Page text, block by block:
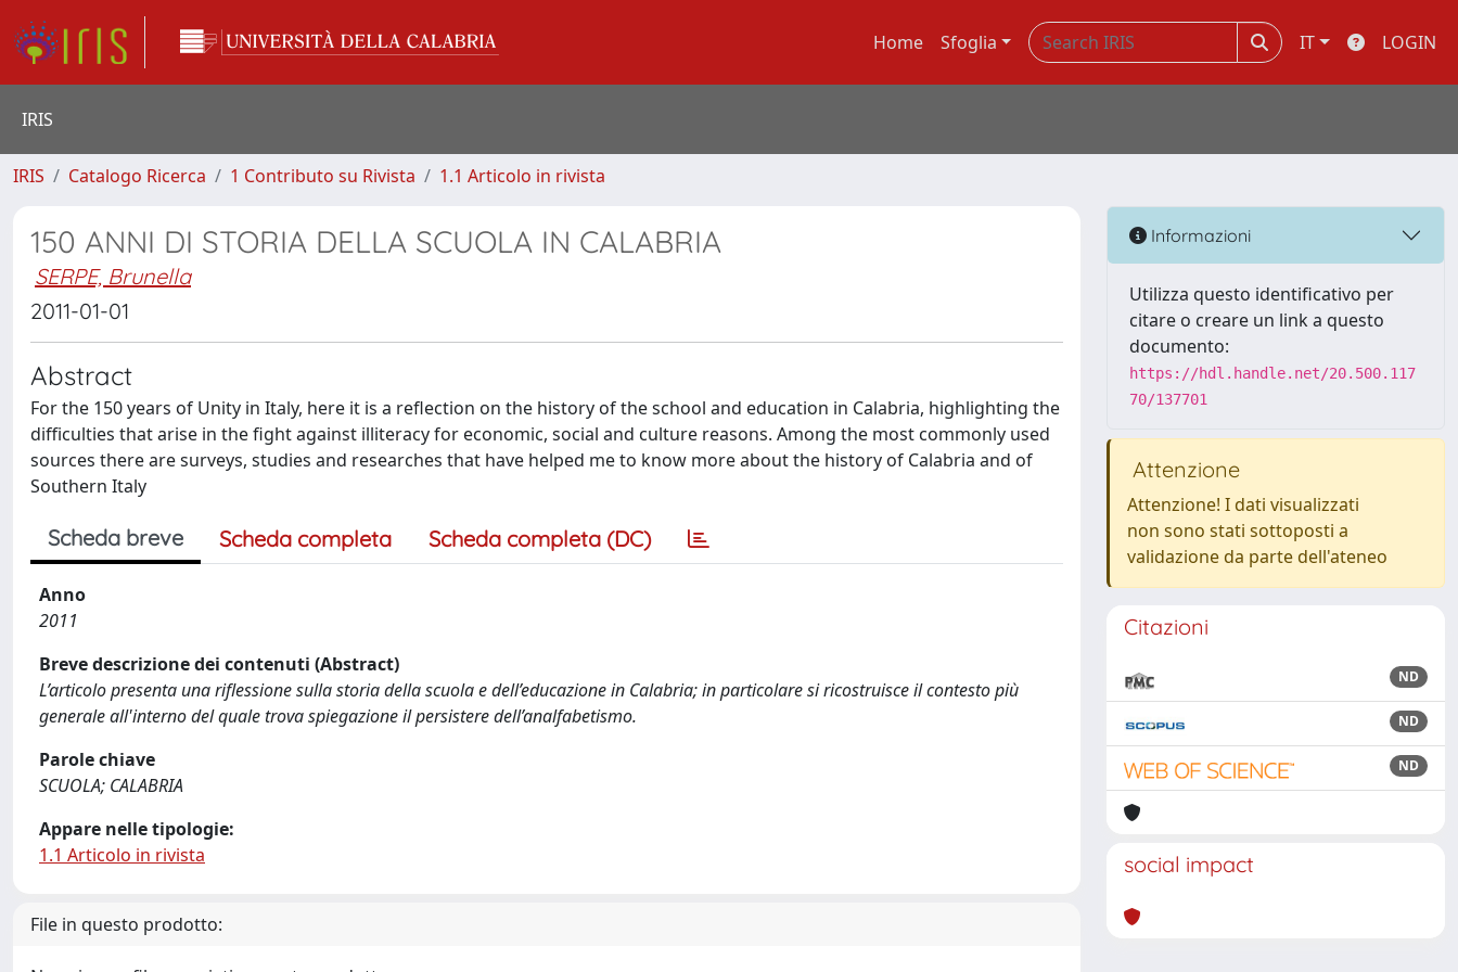
Home Sfoglia IT LOGIN
IRIS
IRIS Catalogo Ricerca 1 Contributo su Rivista 1.1 Articolo in rivista
150 ANNI DI STORIA DELLA SCUOLA IN CALABRIA
SERPE, Brunella
2011-01-01
Abstract
For the 150 years of Unity in Italy, here it is a reflection on the history of the school and education in Calabria, highlighting the
difficulties that arise in the fight against illiteracy for economic, social and culture reasons. Among the most commonly used
sources there are surveys, studies and researches that have helped me to know more about the history of Calabria and of
Southern Italy
Scheda breve Scheda completa Scheda completa (DC)
Anno
2011
Breve descrizione dei contenuti (Abstract)
L’articolo presenta una riflessione sulla storia della scuola e dell’educazione in Calabria; in particolare si ricostruisce il contesto più
generale all'interno del quale trova spiegazione il persistere dell’analfabetismo.
Parole chiave
SCUOLA; CALABRIA
Appare nelle tipologie:
1.1 Articolo in rivista
File in questo prodotto:
Informazioni
Utilizza questo identificativo per
citare o creare un link a questo
documento:
https://hdl.handle.net/20.500.117
70/137701
Attenzione
Attenzione! I dati visualizzati
non sono stati sottoposti a
validazione da parte dell'ateneo
Citazioni
ND
ND
ND
social impact